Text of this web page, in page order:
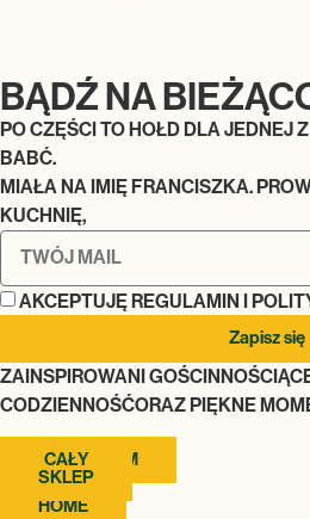
BĄDŹ NA
PO CZĘŚCI TO HOŁD DLA JEDNEJ
BABĆ.
MIAŁA NA IMIĘ FRANCISZKA.
KUCHNIĘ,
AKCEPTUJĘ REGULAMIN I
Zapisz się
ZAINSPIROWANI
CODZIENNOŚĆORAZ PIĘKNE
CAŁY
SKLEP
INSTAGRAM
HOME